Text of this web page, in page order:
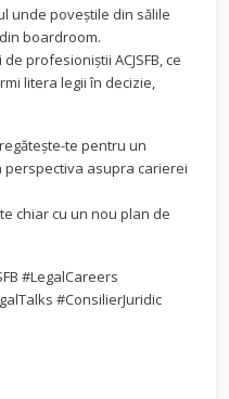
unde poveștile din sălile
boardroom.
profesioniștii ACJSFB, ce
litera legii în decizie,
te pentru un
asupra carierei
chiar cu un nou plan de
#LegalCareers
#ConsilierJuridic